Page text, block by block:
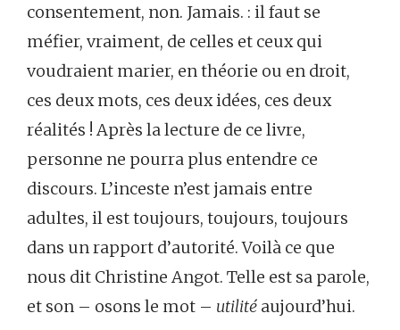
consentement, non. Jamais. : il faut se
méfier, vraiment, de celles et ceux qui
voudraient marier, en théorie ou en droit,
ces deux mots, ces deux idées, ces deux
réalités ! Après la lecture de ce livre,
personne ne pourra plus entendre ce
discours. L’inceste n’est jamais entre
adultes, il est toujours, toujours, toujours
dans un rapport d’autorité. Voilà ce que
nous dit Christine Angot. Telle est sa parole,
et son – osons le mot – utilité aujourd’hui.